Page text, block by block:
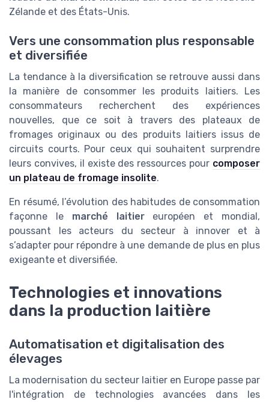
Zélande et des États-Unis.
Vers une consommation plus responsable
et diversifiée
La tendance à la diversification se retrouve aussi dans
la manière de consommer les produits laitiers. Les
consommateurs recherchent des expériences
nouvelles, que ce soit à travers des plateaux de
fromages originaux ou des produits laitiers issus de
circuits courts. Pour ceux qui souhaitent surprendre
leurs convives, il existe des ressources pour composer
un plateau de fromage insolite.
En résumé, l’évolution des habitudes de consommation
façonne le marché laitiereuropéen et mondial,
poussant les acteurs du secteur à innover et à
s’adapter pour répondre à une demande de plus en plus
exigeante et diversifiée.
Technologies et innovations
dans la production laitière
Automatisation et digitalisation des
élevages
La modernisation du secteur laitier en Europe passe par
l'intégration de technologies avancées dans les